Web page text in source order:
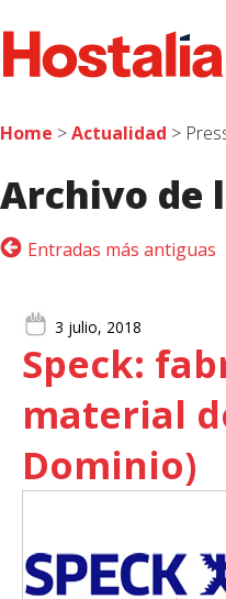
Home >Actualidad >
Archivo de
Entradas más antiguas
3 julio, 2018
Speck:
material
Dominio)